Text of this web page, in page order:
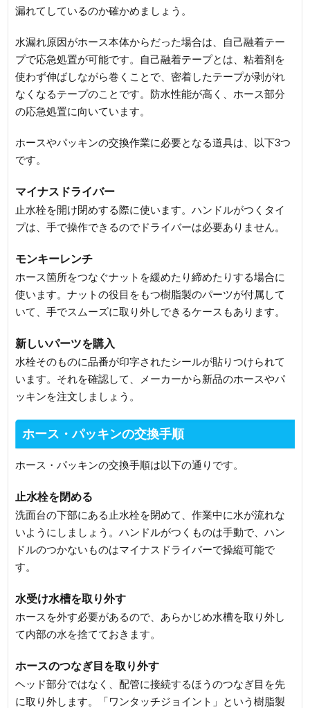
漏れてしているのか確かめましょう。
水漏れ原因がホース本体からだった場合は、自己融着テー
プで応急処置が可能です。自己融着テープとは、粘着剤を
使わず伸ばしながら巻くことで、密着したテープが剥がれ
なくなるテープのことです。防水性能が高く、ホース部分
の応急処置に向いています。
ホースやパッキンの交換作業に必要となる道具は、以下3つ
です。
マイナスドライバー
止水栓を開け閉めする際に使います。ハンドルがつくタイ
プは、手で操作できるのでドライバーは必要ありません。
モンキーレンチ
ホース箇所をつなぐナットを緩めたり締めたりする場合に
使います。ナットの役目をもつ樹脂製のパーツが付属して
いて、手でスムーズに取り外しできるケースもあります。
新しいパーツを購入
水栓そのものに品番が印字されたシールが貼りつけられて
います。それを確認して、メーカーから新品のホースやパ
ッキンを注文しましょう。
ホース・パッキンの交換手順
ホース・パッキンの交換手順は以下の通りです。
止水栓を閉める
洗面台の下部にある止水栓を閉めて、作業中に水が流れな
いようにしましょう。ハンドルがつくものは手動で、ハン
ドルのつかないものはマイナスドライバーで操縦可能で
す。
水受け水槽を取り外す
ホースを外す必要があるので、あらかじめ水槽を取り外し
て内部の水を捨てておきます。
ホースのつなぎ目を取り外す
ヘッド部分ではなく、配管に接続するほうのつなぎ目を先
に取り外します。「ワンタッチジョイント」という樹脂製